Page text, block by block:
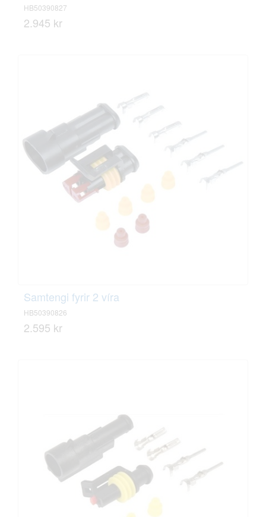
HB50390827
2.945 kr
Samtengi fyrir 2 víra
HB50390826
2.595 kr